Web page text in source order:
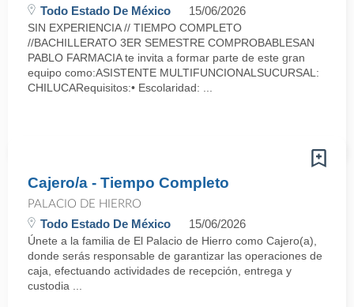
Todo Estado De México 15/06/2026
SIN EXPERIENCIA // TIEMPO COMPLETO
//BACHILLERATO 3ER SEMESTRE COMPROBABLESAN
PABLO FARMACIA te invita a formar parte de este gran
equipo como:ASISTENTE MULTIFUNCIONALSUCURSAL:
CHILUCARequisitos:• Escolaridad: ...
Cajero/a - Tiempo Completo
PALACIO DE HIERRO
Todo Estado De México 15/06/2026
Únete a la familia de El Palacio de Hierro como Cajero(a),
donde serás responsable de garantizar las operaciones de
caja, efectuando actividades de recepción, entrega y
custodia ...